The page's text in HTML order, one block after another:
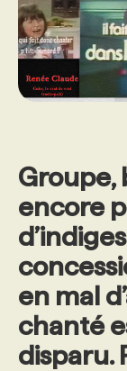
NOS
NOS
FAQ
FAQ
Groupe,
encore
en mal
chanté
disparu.